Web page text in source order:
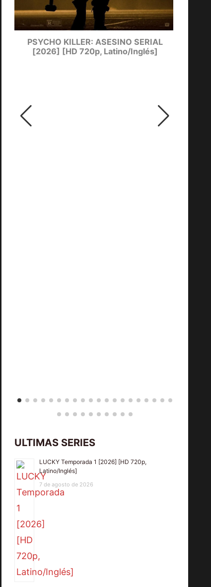
PSYCHO KILLER: ASESINO SERIAL
[2026] [HD 720p, Latino/Inglés]
ULTIMAS SERIES
LUCKY Temporada 1 [2026] [HD 720p,
Latino/Inglés]
7 de agosto de 2026